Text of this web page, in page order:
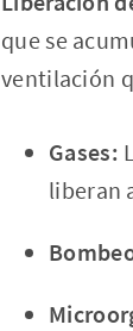
que se
ventilación
Gases:
liberan